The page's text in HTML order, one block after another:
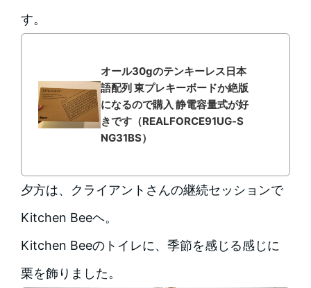
す。
オール30gのテンキーレス日本
語配列 東プレキーボードか絶版
になるので購入 静電容量式が好
きです（REALFORCE91UG-S
NG31BS）
夕方は、クライアントさんの継続セッションで
Kitchen Beeヘ。
Kitchen Beeのトイレに、季節を感じる感じに
栗を飾りました。